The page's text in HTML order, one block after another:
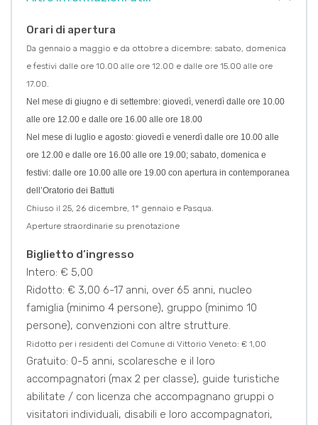
Orari di apertura
Da gennaio a maggio e da ottobre a dicembre: sabato, domenica
e festivi dalle ore 10.00 alle ore 12.00 e dalle ore 15.00 alle ore
17.00.
Nel mese di giugno e di settembre: giovedì, venerdì dalle ore 10.00
alle ore 12.00 e dalle ore 16.00 alle ore 18.00
Nel mese di luglio e agosto: giovedì e venerdì dalle ore 10.00 alle
ore 12.00 e dalle ore 16.00 alle ore 19.00; sabato, domenica e
festivi: dalle ore 10.00 alle ore 19.00 con apertura in contemporanea
dell’Oratorio dei Battuti
Chiuso il 25, 26 dicembre, 1° gennaio e Pasqua.
Aperture straordinarie su prenotazione
Biglietto d’ingresso
Intero: € 5,00
Ridotto: € 3,00 6-17 anni, over 65 anni, nucleo
famiglia (minimo 4 persone), gruppo (minimo 10
persone), convenzioni con altre strutture.
Ridotto per i residenti del Comune di Vittorio Veneto: € 1,00
Gratuito: 0-5 anni, scolaresche e il loro
accompagnatori (max 2 per classe), guide turistiche
abilitate / con licenza che accompagnano gruppi o
visitatori individuali, disabili e loro accompagnatori,